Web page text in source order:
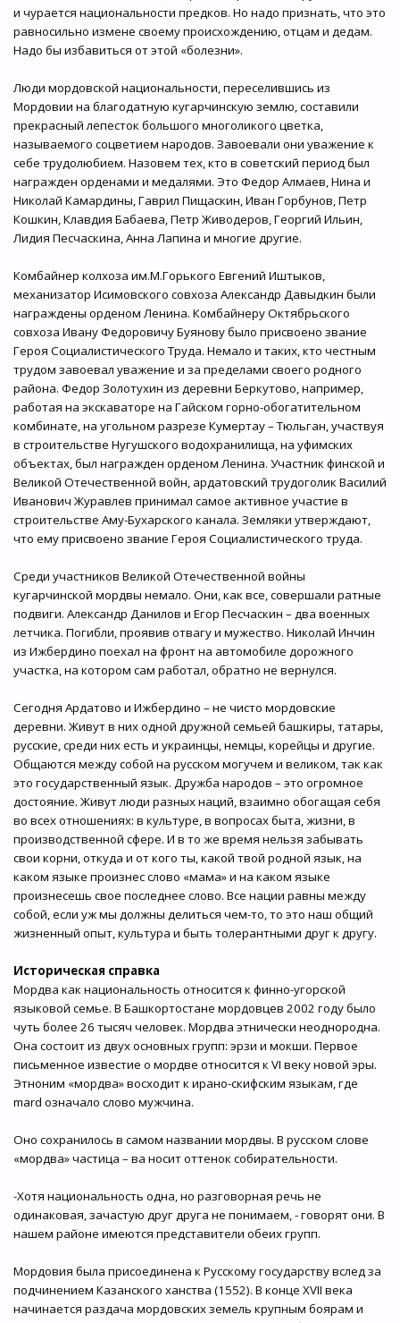
и чурается национальности предков. Но надо признать, что это
равносильно измене своему происхождению, отцам и дедам.
Надо бы избавиться от этой «болезни».
Люди мордовской национальности, переселившись из
Мордовии на благодатную кугарчинскую землю, составили
прекрасный лепесток большого многоликого цветка,
называемого соцветием народов. Завоевали они уважение к
себе трудолюбием. Назовем тех, кто в советский период был
награжден орденами и медалями. Это Федор Алмаев, Нина и
Николай Камардины, Гаврил Пищаскин, Иван Горбунов, Петр
Кошкин, Клавдия Бабаева, Петр Живодеров, Георгий Ильин,
Лидия Песчаскина, Анна Лапина и многие другие.
Комбайнер колхоза им.М.Горького Евгений Иштыков,
механизатор Исимовского совхоза Александр Давыдкин были
награждены орденом Ленина. Комбайнеру Октябрьского
совхоза Ивану Федоровичу Буянову было присвоено звание
Героя Социалистического Труда. Немало и таких, кто честным
трудом завоевал уважение и за пределами своего родного
района. Федор Золотухин из деревни Беркутово, например,
работая на экскаваторе на Гайском горно-обогатительном
комбинате, на угольном разрезе Кумертау – Тюльган, участвуя
в строительстве Нугушского водохранилища, на уфимских
объектах, был награжден орденом Ленина. Участник финской и
Великой Отечественной войн, ардатовский трудоголик Василий
Иванович Журавлев принимал самое активное участие в
строительстве Аму-Бухарского канала. Земляки утверждают,
что ему присвоено звание Героя Социалистического труда.
Среди участников Великой Отечественной войны
кугарчинской мордвы немало. Они, как все, совершали ратные
подвиги. Александр Данилов и Егор Песчаскин – два военных
летчика. Погибли, проявив отвагу и мужество. Николай Инчин
из Ижбердино поехал на фронт на автомобиле дорожного
участка, на котором сам работал, обратно не вернулся.
Сегодня Ардатово и Ижбердино – не чисто мордовские
деревни. Живут в них одной дружной семьей башкиры, татары,
русские, среди них есть и украинцы, немцы, корейцы и другие.
Общаются между собой на русском могучем и великом, так как
это государственный язык. Дружба народов – это огромное
достояние. Живут люди разных наций, взаимно обогащая себя
во всех отношениях: в культуре, в вопросах быта, жизни, в
производственной сфере. И в то же время нельзя забывать
свои корни, откуда и от кого ты, какой твой родной язык, на
каком языке произнес слово «мама» и на каком языке
произнесешь свое последнее слово. Все нации равны между
собой, если уж мы должны делиться чем-то, то это наш общий
жизненный опыт, культура и быть толерантными друг к другу.
Историческая справка
Мордва как национальность относится к финно-угорской
языковой семье. В Башкортостане мордовцев 2002 году было
чуть более 26 тысяч человек. Мордва этнически неоднородна.
Она состоит из двух основных групп: эрзи и мокши. Первое
письменное известие о мордве относится к VI веку новой эры.
Этноним «мордва» восходит к ирано-скифским языкам, где
mard означало слово мужчина.
Оно сохранилось в самом названии мордвы. В русском слове
«мордва» частица – ва носит оттенок собирательности.
-Хотя национальность одна, но разговорная речь не
одинаковая, зачастую друг друга не понимаем, - говорят они. В
нашем районе имеются представители обеих групп.
Мордовия была присоединена к Русскому государству вслед за
подчинением Казанского ханства (1552). В конце XVII века
начинается раздача мордовских земель крупным боярам и